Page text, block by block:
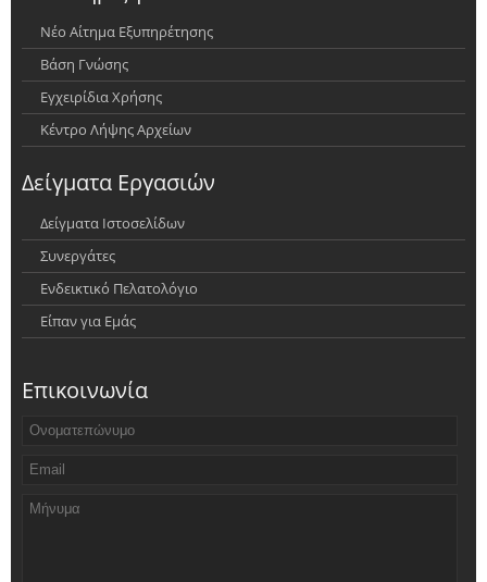
Νέο Αίτημα Εξυπηρέτησης
Βάση Γνώσης
Εγχειρίδια Χρήσης
Κέντρο Λήψης Αρχείων
Δείγματα Εργασιών
Δείγματα Ιστοσελίδων
Συνεργάτες
Ενδεικτικό Πελατολόγιο
Είπαν για Εμάς
Επικοινωνία